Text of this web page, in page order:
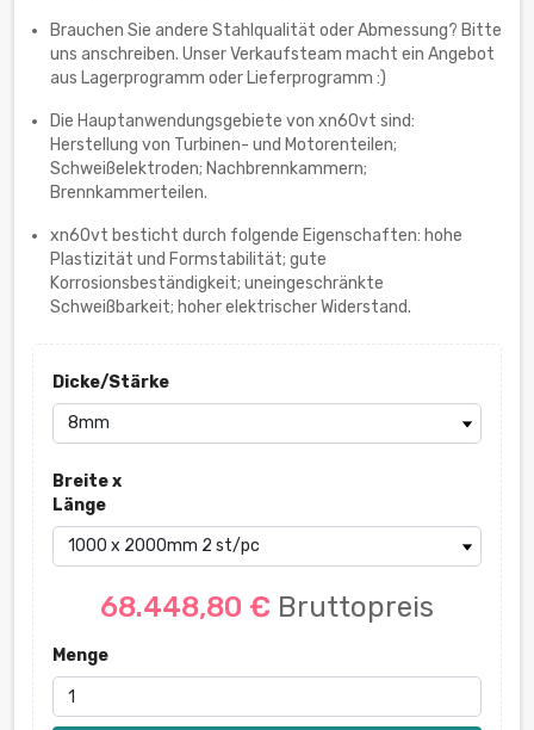
Brauchen Sie andere Stahlqualität oder Abmessung? Bitte
uns anschreiben. Unser Verkaufsteam macht ein Angebot
aus Lagerprogramm oder Lieferprogramm :)
Die Hauptanwendungsgebiete von xn60vt sind:
Herstellung von Turbinen- und Motorenteilen;
Schweißelektroden; Nachbrennkammern;
Brennkammerteilen.
xn60vt besticht durch folgende Eigenschaften: hohe
Plastizität und Formstabilität; gute
Korrosionsbeständigkeit; uneingeschränkte
Schweißbarkeit; hoher elektrischer Widerstand.
Dicke/Stärke
Breite x
Länge
68.448,80 € Bruttopreis
Menge